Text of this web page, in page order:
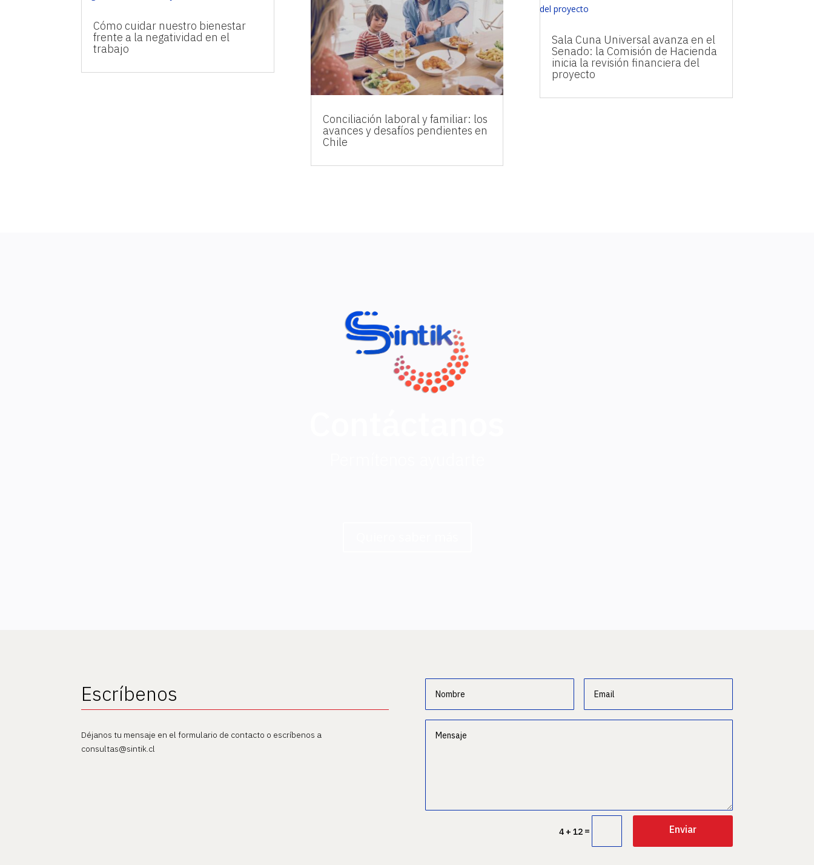
Cómo cuidar nuestro bienestar
frente a la negatividad en el
trabajo
Conciliación laboral y familiar: los
avances y desafíos pendientes en
Chile
Sala Cuna Universal avanza en el
Senado: la Comisión de Hacienda
inicia la revisión financiera del
proyecto
Escríbenos
Déjanos tu mensaje en el formulario de contacto o escríbenos a
consultas@sintik.cl
4 + 12= Enviar